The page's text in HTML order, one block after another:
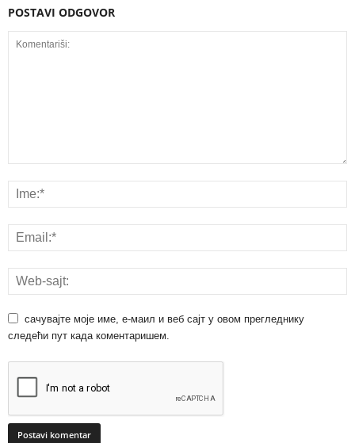
POSTAVI ODGOVOR
сачувајте моје име, е-маил и веб сајт у овом прегледнику
следећи пут када коментаришем.